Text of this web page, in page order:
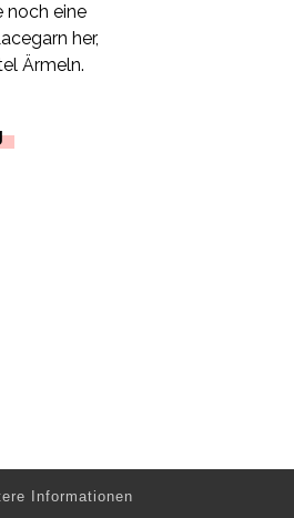
Informationen
noch eine
her,
Ärmeln.